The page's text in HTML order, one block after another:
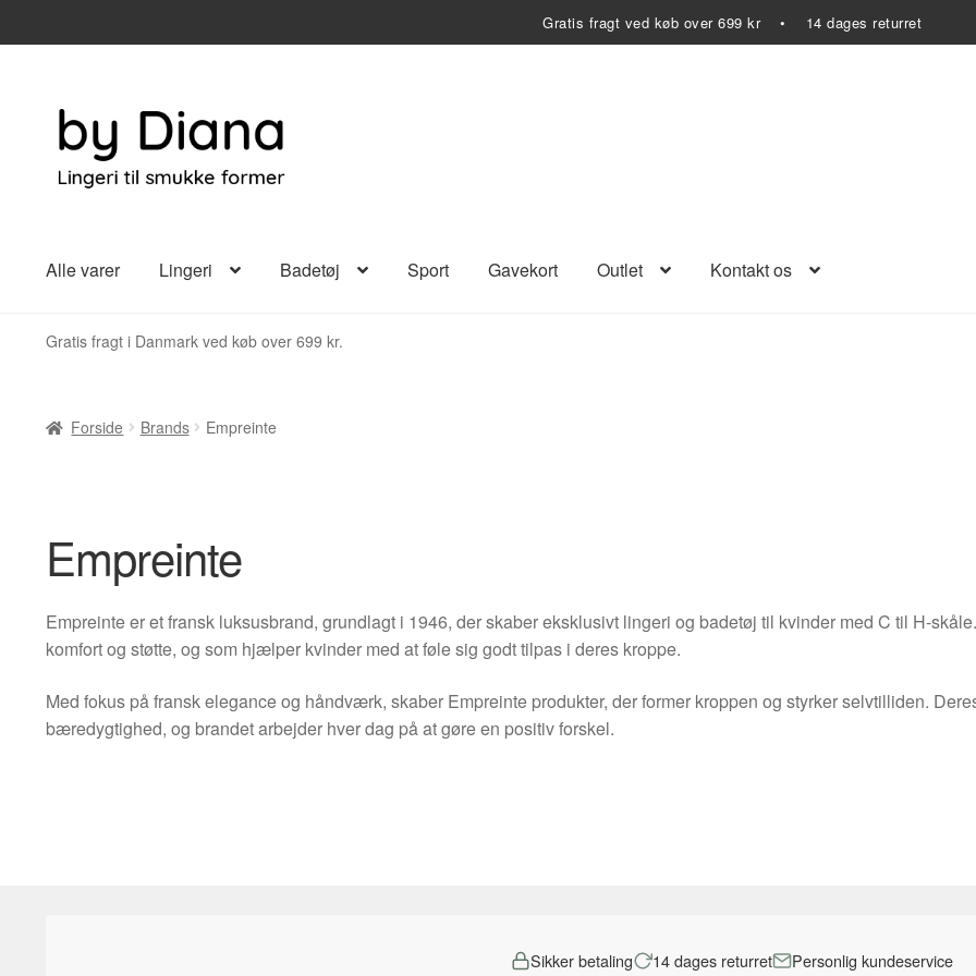
Gratis fragt ved køb over 699 kr • 14 dages returret
Spring
navigation
Spring
indhold
Alle varer Lingeri Badetøj Sport Gavekort Outlet Kontakt os
Gratis fragt i Danmark ved køb over 699 kr.
Forside Brands Empreinte
Empreinte
Empreinte er et fransk luksusbrand, grundlagt i 1946, der skaber eksklusivt lingeri og badetøj til kvinder med C til H-
komfort og støtte, og som hjælper kvinder med at føle sig godt tilpas i deres kroppe.
Med fokus på fransk elegance og håndværk, skaber Empreinte produkter, der former kroppen og styrker selvtilliden.
bæredygtighed, og brandet arbejder hver dag på at gøre en positiv forskel.
Sikker betaling 14 dages returret Personlig kundeservice